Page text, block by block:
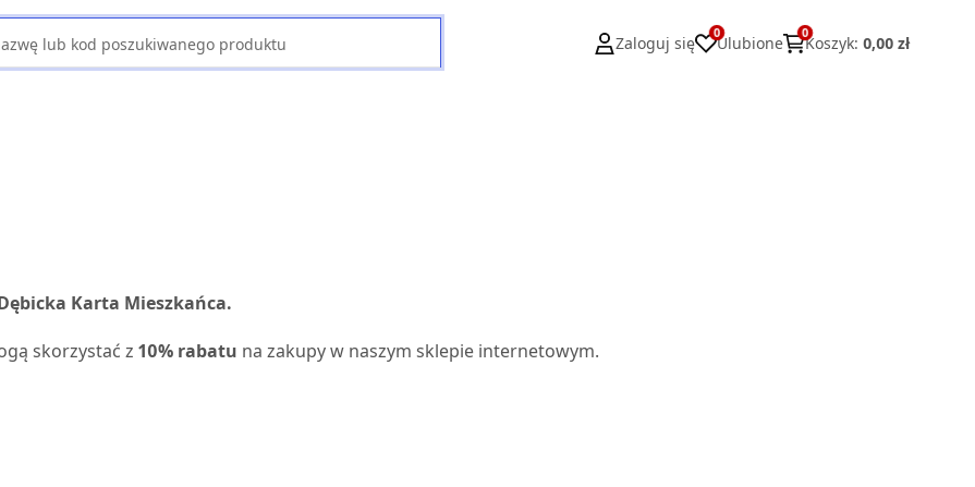
Zaloguj się
0
Ulubione
0
Koszyk: 0,00 zł
Karta Mieszkańca.
skorzystać z 10% rabatu na zakupy w naszym sklepie internetowym.